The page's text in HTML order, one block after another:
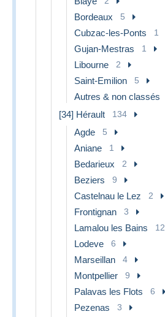
Bordeaux 5
Cubzac-les-Ponts 1
Gujan-Mestras 1
Libourne 2
Saint-Emilion 5
Autres & non classés
[34] Hérault 134
Agde 5
Aniane 1
Bedarieux 2
Beziers 9
Castelnau le Lez 2
Frontignan 3
Lamalou les Bains 12
Lodeve 6
Marseillan 4
Montpellier 9
Palavas les Flots 6
Pezenas 3